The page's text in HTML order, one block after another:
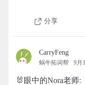
分享
CarryFeng
蜗牛拓词帮 9月
🐰眼中的Nora老师: